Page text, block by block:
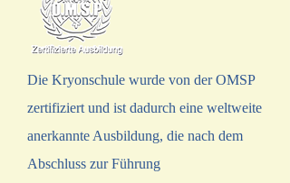
Die Kryonschule wurde von der OMSP
zertifiziert und ist dadurch eine weltweite
anerkannte Ausbildung, die nach dem
Abschluss zur Führung